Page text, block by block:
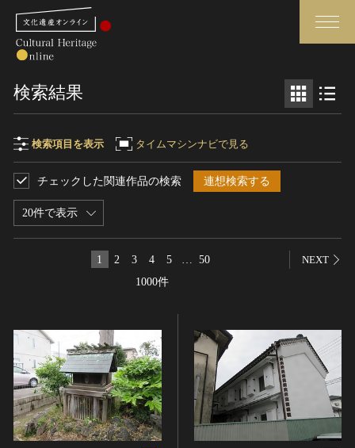
さらに詳細検索
トップ
全国の美術館・博物館
世界遺産
無形文化遺産
動画で見る無形の文化財
媒体資料・関連記事等
博物館、美術館の皆さまへ
お知らせ一覧
ヘルプ
このサイトについて
関連サイトリンク
サイトマップ
検索結果
検索項目を表示 タイムマシンナビで見る
20件で表示
チェックした関連作品の検索 連想検索する
1000件
1 2 3 4 5 50 NEXT
検索項目
フリーワード
制作者名
時代
時代を選択